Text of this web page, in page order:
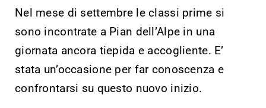
Nel mese di settembre le classi prime si
sono incontrate a Pian dell’Alpe in una
giornata ancora tiepida e accogliente. E’
stata un’occasione per far conoscenza e
confrontarsi su questo nuovo inizio.